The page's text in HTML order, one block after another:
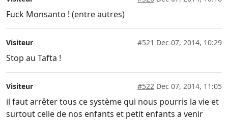
Fuck Monsanto ! (entre autres)
Visiteur #521 Dec 07, 2014, 10:29
Stop au Tafta !
Visiteur #522 Dec 07, 2014, 11:05
il faut arrêter tous ce système qui nous pourris la vie et
surtout celle de nos enfants et petit enfants a venir